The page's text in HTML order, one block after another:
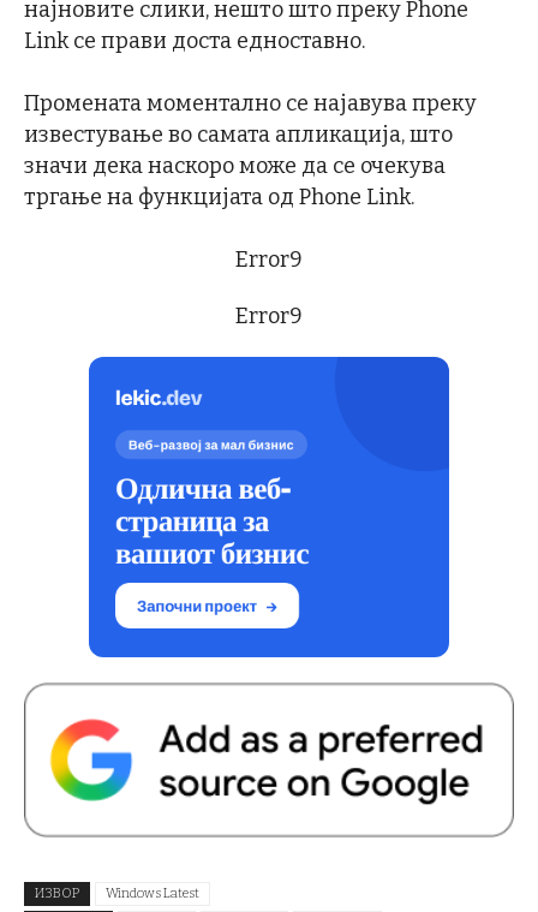
најновите слики, нешто што преку Phone
Link се прави доста едноставно.
Промената моментално се најавува преку
известување во самата апликација, што
значи дека наскоро може да се очекува
тргање на функцијата од Phone Link.
Error9
Error9
ИЗВОР Windows Latest